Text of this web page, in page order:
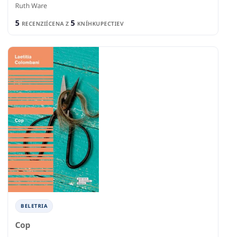
Ruth Ware
5 RECENZIÍCENA Z 5 KNÍHKUPECTIEV
BELETRIA
Cop